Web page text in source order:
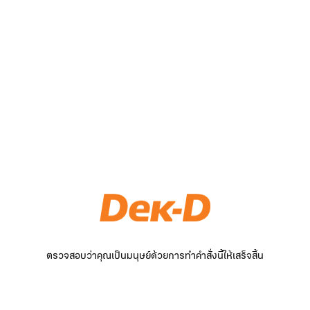
ตรวจสอบว่าคุณเป็นมนุษย์ด้วยการทำคำสั่งนี้ให้เสร็จสิ้น